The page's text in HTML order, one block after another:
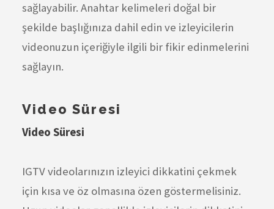
sağlayabilir. Anahtar kelimeleri doğal bir
şekilde başlığınıza dahil edin ve izleyicilerin
videonuzun içeriğiyle ilgili bir fikir edinmelerini
sağlayın.
Video Süresi
Video Süresi
IGTV videolarınızın izleyici dikkatini çekmek
için kısa ve öz olmasına özen göstermelisiniz.